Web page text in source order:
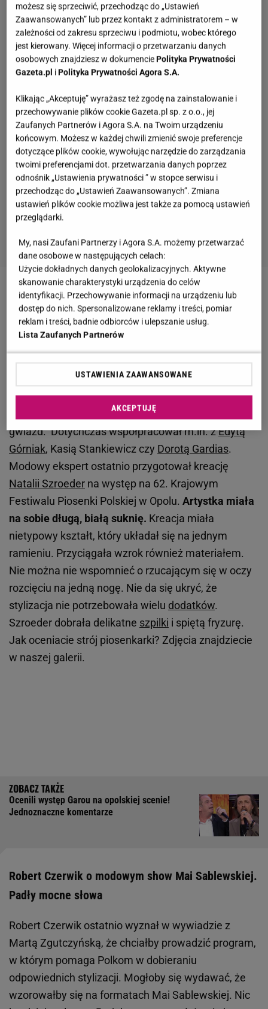
Zobacz wideoFilip Lato reaguje na krytykę
opolskiego festiwalu. "To nie były przypadkowe
nazwiska"
Opole 2025. Natalia Szroeder w białej kreacji. Tak
prezentowała się na scenie
dał się poznać jako projektant
gwiazd. Dotychczas współpracował m.in. zEdytą
Górniak, Kasią Stankiewicz czy Dorotą Gardias.
Modowy ekspert ostatnio przygotował kreację
Natalii Szroeder na występ na 62. Krajowym
Festiwalu Piosenki Polskiej w Opolu. Artystka miała
na sobie długą, białą suknię. Kreacja miała
nietypowy kształt, który układał się na jednym
ramieniu. Przyciągała wzrok również materiałem.
Nie można nie wspomnieć o rzucającym się w oczy
rozcięciu na jedną nogę. Nie da się ukryć, że
stylizacja nie potrzebowała wielu dodatków.
Szroeder dobrała delikatne szpilki i spiętą fryzurę.
Jak oceniacie strój piosenkarki? Zdjęcia znajdziecie
w naszej galerii.
Ocenili występ Garou na opolskiej scenie!
Jednoznaczne komentarze
Robert Czerwik o modowym show Mai Sablewskiej.
Padły mocne słowa
Robert Czerwik ostatnio wyznał w wywiadzie z
Martą Zgutczyńską, że chciałby prowadzić program,
w którym pomaga Polkom w dobieraniu
odpowiednich stylizacji. Mogłoby się wydawać, że
wzorowałby się na formatach Mai Sablewskiej. Nic
możesz się sprzeciwić, przechodząc do „Ustawień
Zaawansowanych” lub przez kontakt z administratorem – w
zależności od zakresu sprzeciwu i podmiotu, wobec którego
jest kierowany. Więcej informacji o przetwarzaniu danych
osobowych znajdziesz w dokumenciePolityka Prywatności
Gazeta.pl iPolityka Prywatności Agora S.A.
Klikając „Akceptuję” wyrażasz też zgodę na zainstalowanie i
przechowywanie plików cookie Gazeta.pl sp. z o.o., jej
Zaufanych Partnerów i Agora S.A. na Twoim urządzeniu
końcowym. Możesz w każdej chwili zmienić swoje preferencje
dotyczące plików cookie, wywołując narzędzie do zarządzania
twoimi preferencjami dot. przetwarzania danych poprzez
odnośnik „Ustawienia prywatności ” w stopce serwisu i
przechodząc do „Ustawień Zaawansowanych”. Zmiana
ustawień plików cookie możliwa jest także za pomocą ustawień
przeglądarki.
My, nasi Zaufani Partnerzy i Agora S.A. możemy przetwarzać
dane osobowe w następujących celach:
Użycie dokładnych danych geolokalizacyjnych. Aktywne
skanowanie charakterystyki urządzenia do celów
identyfikacji. Przechowywanie informacji na urządzeniu lub
dostęp do nich. Spersonalizowane reklamy i treści, pomiar
reklam i treści, badnie odbiorców i ulepszanie usług.
Lista Zaufanych Partnerów
USTAWIENIA ZAAWANSOWANE
AKCEPTUJĘ